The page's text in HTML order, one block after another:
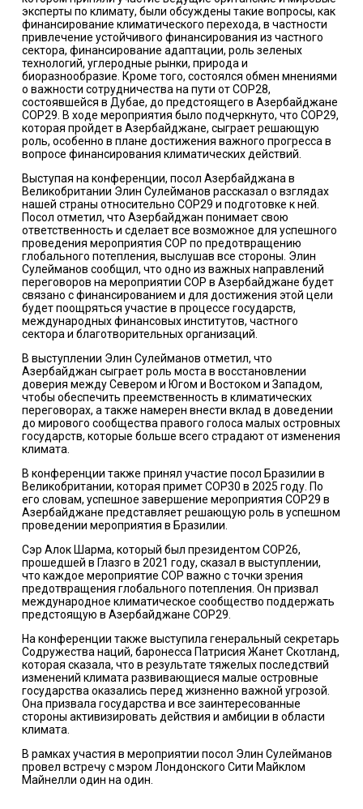
эксперты по климату, были обсуждены такие вопросы, как
финансирование климатического перехода, в частности
привлечение устойчивого финансирования из частного
сектора, финансирование адаптации, роль зеленых
технологий, углеродные рынки, природа и
биоразнообразие. Кроме того, состоялся обмен мнениями
о важности сотрудничества на пути от COP28,
состоявшейся в Дубае, до предстоящего в Азербайджане
COP29. В ходе мероприятия было подчеркнуто, что COP29,
которая пройдет в Азербайджане, сыграет решающую
роль, особенно в плане достижения важного прогресса в
вопросе финансирования климатических действий.
Выступая на конференции, посол Азербайджана в
Великобритании Элин Сулейманов рассказал о взглядах
нашей страны относительно COP29 и подготовке к ней.
Посол отметил, что Азербайджан понимает свою
ответственность и сделает все возможное для успешного
проведения мероприятия COP по предотвращению
глобального потепления, выслушав все стороны. Элин
Сулейманов сообщил, что одно из важных направлений
переговоров на мероприятии СОР в Азербайджане будет
связано с финансированием и для достижения этой цели
будет поощряться участие в процессе государств,
международных финансовых институтов, частного
сектора и благотворительных организаций.
В выступлении Элин Сулейманов отметил, что
Азербайджан сыграет роль моста в восстановлении
доверия между Севером и Югом и Востоком и Западом,
чтобы обеспечить преемственность в климатических
переговорах, а также намерен внести вклад в доведении
до мирового сообщества правого голоса малых островных
государств, которые больше всего страдают от изменения
климата.
В конференции также принял участие посол Бразилии в
Великобритании, которая примет COP30 в 2025 году. По
его словам, успешное завершение мероприятия COP29 в
Азербайджане представляет решающую роль в успешном
проведении мероприятия в Бразилии.
Сэр Алок Шарма, который был президентом COP26,
прошедшей в Глазго в 2021 году, сказал в выступлении,
что каждое мероприятие COP важно с точки зрения
предотвращения глобального потепления. Он призвал
международное климатическое сообщество поддержать
предстоящую в Азербайджане COP29.
На конференции также выступила генеральный секретарь
Содружества наций, баронесса Патрисия Жанет Скотланд,
которая сказала, что в результате тяжелых последствий
изменений климата развивающиеся малые островные
государства оказались перед жизненно важной угрозой.
Она призвала государства и все заинтересованные
стороны активизировать действия и амбиции в области
климата.
В рамках участия в мероприятии посол Элин Сулейманов
провел встречу с мэром Лондонского Сити Майклом
Майнелли один на один.